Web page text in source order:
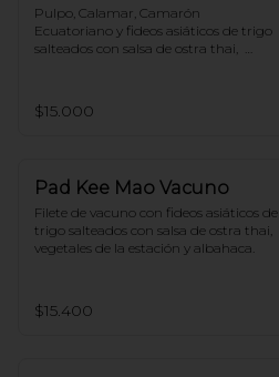
Pulpo, Calamar, Camarón
Ecuatoriano y fideos asiáticos de trigo
salteados con salsa de ostra thai,
$15.000
Pad Kee Mao Vacuno
Filete de vacuno con fideos asiáticos de
trigo salteados con salsa de ostra thai,
vegetales de la estación y albahaca.
$15.400